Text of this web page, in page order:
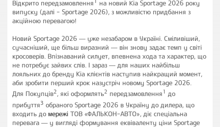
Відкрито передзамовлення
на новий Kia Sportage 2026 року
випуску (далі - Sportage 2026), з можливістю придбання з
акційною перевагою!
Новий Sportage 2026 — уже незабаром в Україні. Сміливіший,
сучасніший, ще більш виразний — він знову задає темп у світі
кросоверів. Впізнаваний силует, впевнена хода та характер, що
не потребує зайвих слів. І зараз — для наших найбільш
лояльних до бренду Кіа клієнтів наступив найкращий момент,
аби зробити перший крок назустріч новому Sportage 2026.
Для Покупців2, які оформлять2 передзамовлення 1 до
прибуття3 обраного Sportage 2026 в Україну до дилера, що
входить до мережі ТОВ «ФАЛЬКОН-АВТО», діє спеціальна
перевага — у вигляді формування еквіваленту ціни Sportage